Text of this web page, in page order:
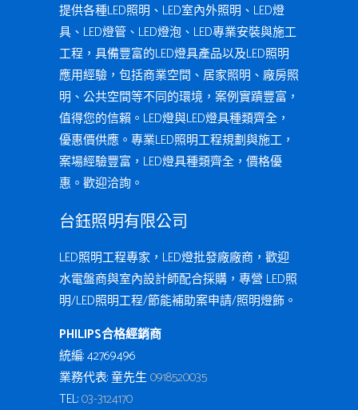
提供各種LED照明、LED室內外照明、LED燈
具、LED燈管、LED燈泡、LED專業安裝與施工
工程，具備豐富的LED燈具產品以及LED照明
應用經驗，包括商業空間、居家照明、廠房照
明、公共空間等不同的環境，案例實蹟豐富，
值得您的信賴。LED燈與LED燈具種類齊全，
優惠價供應。專業LED照明工程規劃與施工，
案場經驗豐富，LED燈具種類齊全，價格優
惠。歡迎洽詢。
台鈺照明有限公司
LED照明工程專家，LED燈批發廠廠商，歡迎
水電盤商與室內設計師配合採購，專營 LED照
明/LED照明工程/節能補助案申請/照明燈飾。
PHILIPS合格經銷商
統編: 42769496
業務代表: 童先生0918520035
TEL:03-3124170